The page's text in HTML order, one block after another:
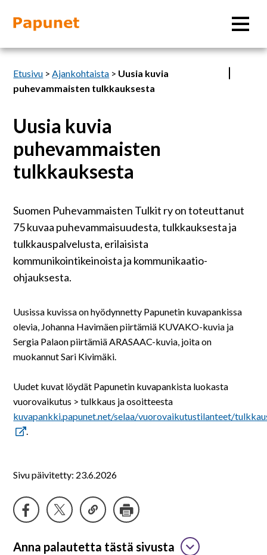
Tietoa
Materiaalit
Saavutettavuus
In English
Etusivu >Ajankohtaista > Uusia kuvia
puhevammaisten tulkkauksesta
Uusia kuvia
puhevammaisten
tulkkauksesta
Suomen Puhevammaisten Tulkit ry on toteuttanut
75 kuvaa puhevammaisuudesta, tulkkauksesta ja
tulkkauspalvelusta, erilaisista
kommunikointikeinoista ja kommunikaatio-
ohjauksesta.
Uusissa kuvissa on hyödynnetty Papunetin kuvapankissa
olevia, Johanna Havimäen piirtämiä KUVAKO-kuvia ja
Sergia Palaon piirtämiä ARASAAC-kuvia, joita on
muokannut Sari Kivimäki.
Uudet kuvat löydät Papunetin kuvapankista luokasta
vuorovaikutus > tulkkaus ja osoitteesta
kuvapankki.papunet.net/selaa/vuorovaikutustilanteet/
.
Sivu päivitetty: 23.6.2026
Anna palautetta tästä sivusta